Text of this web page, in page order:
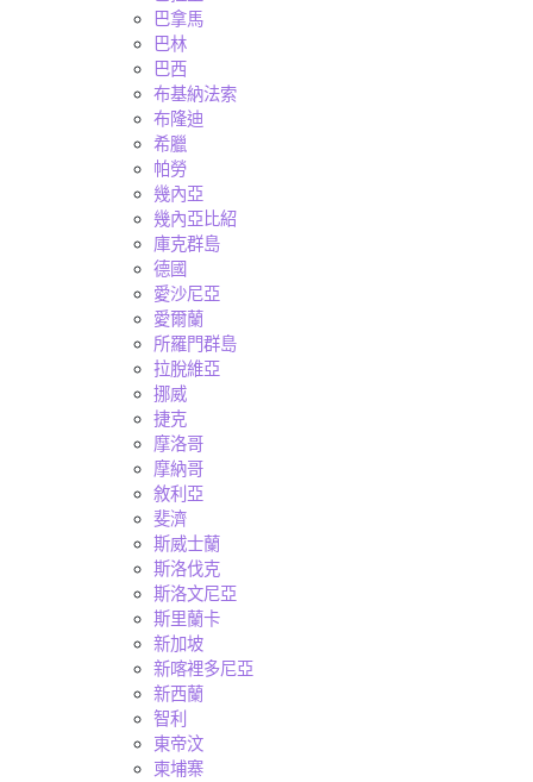
巴拿馬
巴林
巴西
布基納法索
布隆迪
希臘
帕勞
幾內亞
幾內亞比紹
庫克群島
德國
愛沙尼亞
愛爾蘭
所羅門群島
拉脫維亞
挪威
捷克
摩洛哥
摩納哥
敘利亞
斐濟
斯威士蘭
斯洛伐克
斯洛文尼亞
斯里蘭卡
新加坡
新喀裡多尼亞
新西蘭
智利
東帝汶
柬埔寨